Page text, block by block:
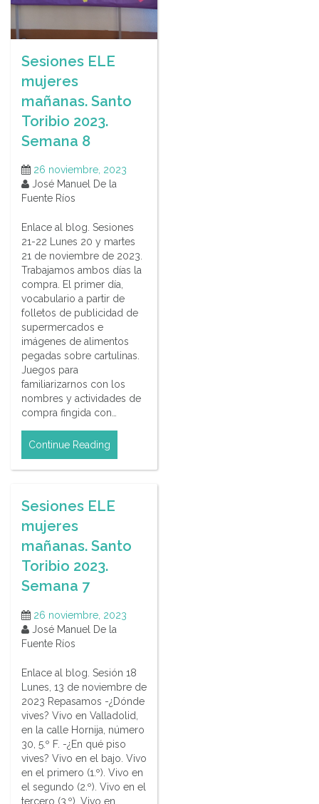
Sesiones ELE
mujeres
mañanas. Santo
Toribio 2023.
Semana 8
26 noviembre, 2023
José Manuel De la
Fuente Ríos
Enlace al blog. Sesiones
21-22 Lunes 20 y martes
21 de noviembre de 2023.
Trabajamos ambos días la
compra. El primer día,
vocabulario a partir de
folletos de publicidad de
supermercados e
imágenes de alimentos
pegadas sobre cartulinas.
Juegos para
familiarizarnos con los
nombres y actividades de
compra fingida con…
Continue Reading
Sesiones ELE
mujeres
mañanas. Santo
Toribio 2023.
Semana 7
26 noviembre, 2023
José Manuel De la
Fuente Ríos
Enlace al blog. Sesión 18
Lunes, 13 de noviembre de
2023 Repasamos -¿Dónde
vives? Vivo en Valladolid,
en la calle Hornija, número
30, 5.º F. -¿En qué piso
vives? Vivo en el bajo. Vivo
en el primero (1.º). Vivo en
el segundo (2.º). Vivo en el
tercero (3.º). Vivo en…